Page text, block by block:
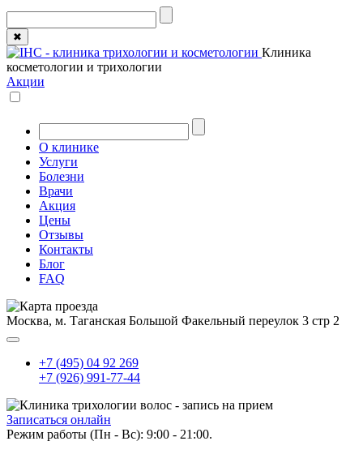
✖
Клиника
косметологии и трихологии
Акции
О клинике
Услуги
Болезни
Врачи
Акция
Цены
Отзывы
Контакты
Блог
FAQ
Москва, м. Таганская Большой Факельный переулок 3 стр 2
+7 (495) 04 92 269
+7 (926) 991-77-44
Записаться онлайн
Режим работы (Пн - Вс): 9:00 - 21:00.